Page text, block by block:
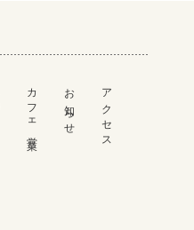
カフェ営業 お知らせ アクセス